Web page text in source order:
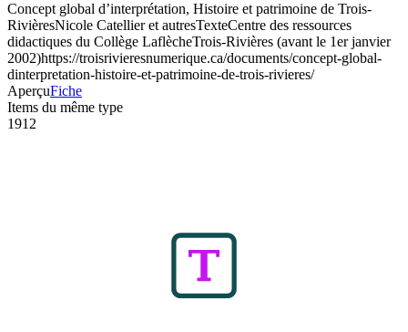
Concept global d’interprétation, Histoire et patrimoine de Trois-
RivièresNicole Catellier et autresTexteCentre des ressources
didactiques du Collège LaflècheTrois-Rivières (avant le 1er janvier
2002)https://troisrivieresnumerique.ca/documents/concept-global-
dinterpretation-histoire-et-patrimoine-de-trois-rivieres/
AperçuFiche
Items du même type
1912